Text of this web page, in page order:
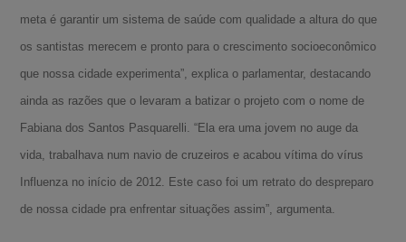
meta é garantir um sistema de saúde com qualidade a altura do que
os santistas merecem e pronto para o crescimento socioeconômico
que nossa cidade experimenta”, explica o parlamentar, destacando
ainda as razões que o levaram a batizar o projeto com o nome de
Fabiana dos Santos Pasquarelli. “Ela era uma jovem no auge da
vida, trabalhava num navio de cruzeiros e acabou vítima do vírus
Influenza no início de 2012. Este caso foi um retrato do despreparo
de nossa cidade pra enfrentar situações assim”, argumenta.